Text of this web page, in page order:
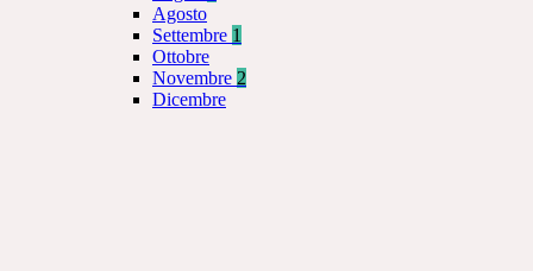
Agosto
Settembre 1
Ottobre
Novembre 2
Dicembre